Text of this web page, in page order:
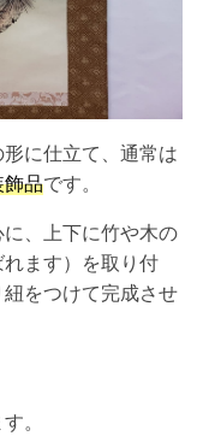
に仕立て、通常は
飾品です。
、上下に竹や木の
ます）を取り付
をつけて完成させ
。